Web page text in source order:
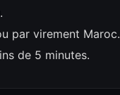
par virement Maroc.
de 5 minutes.